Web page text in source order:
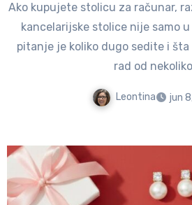
Ako kupujete stolicu za računar, razlika između gaming i
kancelarijske stolice nije samo
pitanje je koliko dugo sedite i
rad od
Leontina jun